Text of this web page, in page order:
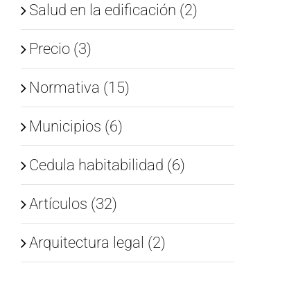
Salud en la edificación (2)
Precio (3)
Normativa (15)
Municipios (6)
Cedula habitabilidad (6)
Artículos (32)
Arquitectura legal (2)